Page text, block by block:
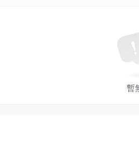
SIPC）的成員，為投資者的證券帳戶提
取了措施，如將客戶資金與公司資金分開
提供了模擬帳戶供初學者練習和測試策略
融行業的監管標準。
暫